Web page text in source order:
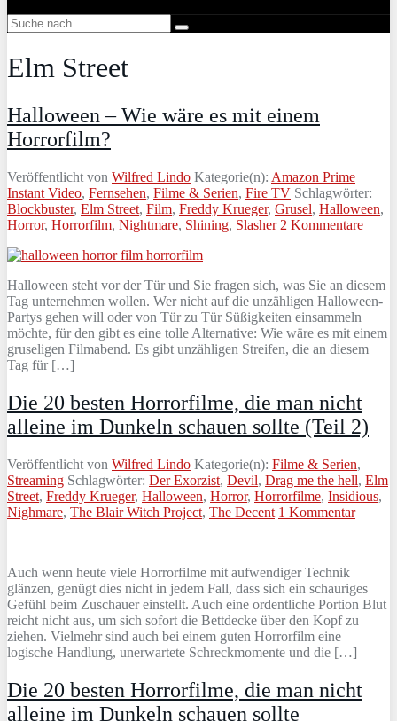
Elm Street
Halloween – Wie wäre es mit einem
Horrorfilm?
Veröffentlicht von Wilfred Lindo Kategorie(n): Amazon Prime
Instant Video, Fernsehen, Filme & Serien, Fire TV Schlagwörter:
Blockbuster, Elm Street, Film, Freddy Krueger, Grusel, Halloween,
Horror, Horrorfilm, Nightmare, Shining, Slasher 2 Kommentare
Halloween steht vor der Tür und Sie fragen sich, was Sie an diesem
Tag unternehmen wollen. Wer nicht auf die unzähligen Halloween-
Partys gehen will oder von Tür zu Tür Süßigkeiten einsammeln
möchte, für den gibt es eine tolle Alternative: Wie wäre es mit einem
gruseligen Filmabend. Es gibt unzähligen Streifen, die an diesem
Tag für […]
Die 20 besten Horrorfilme, die man nicht
alleine im Dunkeln schauen sollte (Teil 2)
Veröffentlicht von Wilfred Lindo Kategorie(n): Filme & Serien,
Streaming Schlagwörter: Der Exorzist, Devil, Drag me the hell, Elm
Street, Freddy Krueger, Halloween, Horror, Horrorfilme, Insidious,
Nighmare, The Blair Witch Project, The Decent 1 Kommentar
Auch wenn heute viele Horrorfilme mit aufwendiger Technik
glänzen, genügt dies nicht in jedem Fall, dass sich ein schauriges
Gefühl beim Zuschauer einstellt. Auch eine ordentliche Portion Blut
reicht nicht aus, um sich sofort die Bettdecke über den Kopf zu
ziehen. Vielmehr sind auch bei einem guten Horrorfilm eine
logische Handlung, unerwartete Schreckmomente und die […]
Die 20 besten Horrorfilme, die man nicht
alleine im Dunkeln schauen sollte